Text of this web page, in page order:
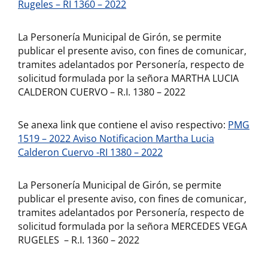
Rugeles – RI 1360 – 2022
La Personería Municipal de Girón, se permite
publicar el presente aviso, con fines de comunicar,
tramites adelantados por Personería, respecto de
solicitud formulada por la señora MARTHA LUCIA
CALDERON CUERVO – R.I. 1380 – 2022
Se anexa link que contiene el aviso respectivo: PMG
1519 – 2022 Aviso Notificacion Martha Lucia
Calderon Cuervo -RI 1380 – 2022
La Personería Municipal de Girón, se permite
publicar el presente aviso, con fines de comunicar,
tramites adelantados por Personería, respecto de
solicitud formulada por la señora MERCEDES VEGA
RUGELES – R.I. 1360 – 2022